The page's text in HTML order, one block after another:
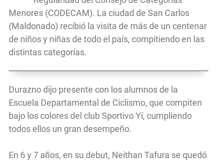
Menores (CODECAM). La ciudad de San Carlos
(Maldonado) recibió la visita de más de un centenar
de niños y niñas de todo el país, compitiendo en las
distintas categorías.
Durazno dijo presente con los alumnos de la
Escuela Departamental de Ciclismo, que compiten
bajo los colores del club Sportivo Yí, cumpliendo
todos ellos un gran desempeño.
En 6 y 7 años, en su debut, Neithan Tafura se quedó